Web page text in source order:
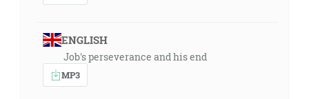
ENGLISH
Job's perseverance and his end
MP3